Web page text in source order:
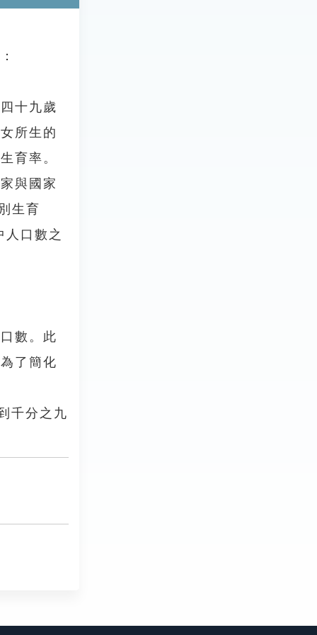
十九歲
所生的
育率。
與國家
生育
口數之
數。此
了簡化
千分之九